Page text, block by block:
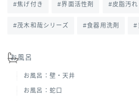
焦げ付き 界面活性剤 皮脂汚
茂木和哉シリーズ 食器用洗剤
お風呂
お風呂：壁・天井
お風呂：蛇口